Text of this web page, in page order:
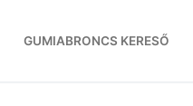
GUMIABRONCS KERESŐ